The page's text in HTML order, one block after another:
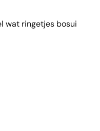
wat ringetjes bosui